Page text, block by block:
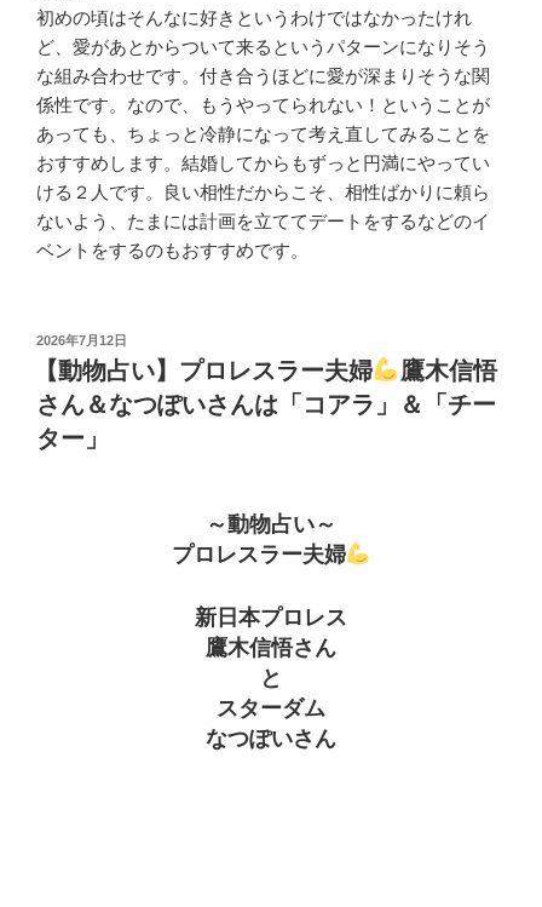
初めの頃はそんなに好きというわけではなかったけれ
ど、愛があとからついて来るというパターンになりそう
な組み合わせです。付き合うほどに愛が深まりそうな関
係性です。なので、もうやってられない！ということが
あっても、ちょっと冷静になって考え直してみることを
おすすめします。結婚してからもずっと円満にやってい
ける２人です。良い相性だからこそ、相性ばかりに頼ら
ないよう、たまには計画を立ててデートをするなどのイ
ベントをするのもおすすめです。
投
日:
2026年7月12日
【動物占い】プロレスラー夫婦
鷹木信悟
さん＆なつぽいさんは「コアラ」＆「チー
ター」
～動物占い～
プロレスラー夫婦
新日本プロレス
鷹木信悟さん
と
スターダム
なつぽいさん